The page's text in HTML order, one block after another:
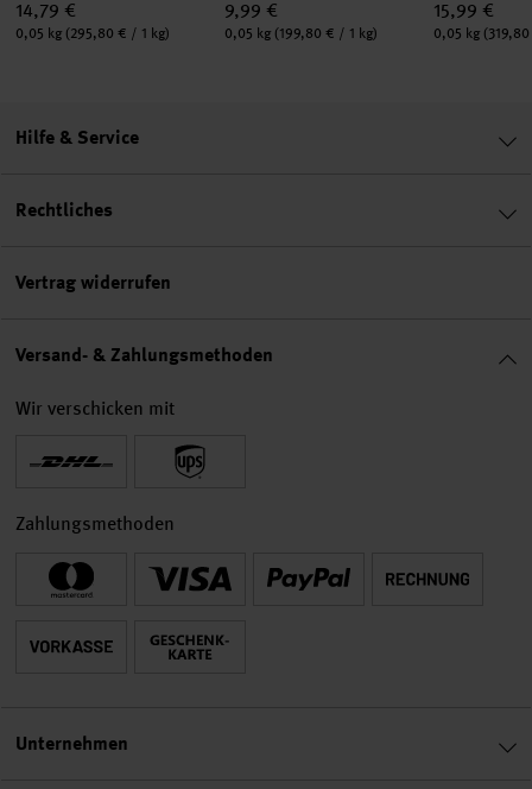
14,79 €
Inhalt:
0,05 kg (295,80 € / 1 kg)
9,99 €
Inhalt:
0,05 kg (199,80 € / 1 kg)
15,99 €
Inhalt:
0,05 kg
Hilfe & Service
Rechtliches
Vertrag widerrufen
Versand- & Zahlungsmethoden
Wir verschicken mit
Zahlungsmethoden
Unternehmen